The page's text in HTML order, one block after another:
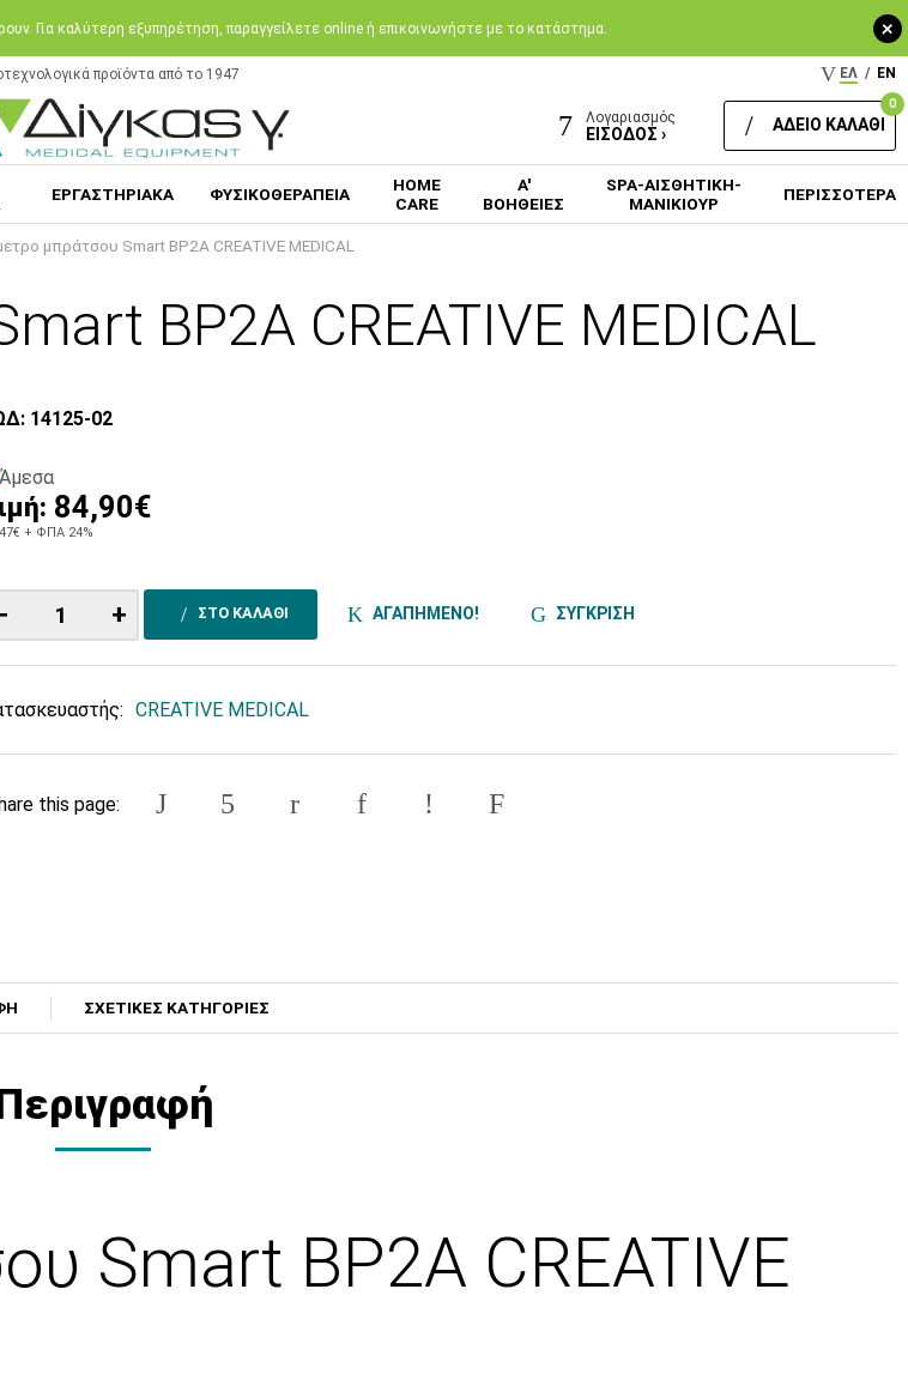
+
Για καλύτερη εξυπηρέτηση, παραγγείλετε online ή επικοινωνήστε με το κατάστημα.
προϊόντα από το 1947 ΕΛ / EN
Λογαριασμός
ΕΙΣΟΔΟΣ ›
0
ΑΔΕΙΟ ΚΑΛΑΘΙ
ΕΡΓΑΣΤΗΡΙΑΚΑ ΦΥΣΙΚΟΘΕΡΑΠΕΙΑ
HOME
CARE
Α'
ΒΟΗΘΕΙΕΣ
SPA-ΑΙΣΘΗΤΙΚΗ-
ΜΑΝΙΚΙΟΥΡ
ΠΕΡΙΣΣΟΤΕΡΑ
μπράτσου Smart BP2A CREATIVE MEDICAL
BP2A CREATIVE MEDICAL
14125-02
Άμεσα
84,90€
+ ΦΠΑ 24%
+ ΣΤΟ ΚΑΛΑΘΙ ΑΓΑΠΗΜΕΝΟ! ΣΥΓΚΡΙΣΗ
CREATIVE MEDICAL
this page:
ΣΧΕΤΙΚΕΣ ΚΑΤΗΓΟΡΙΕΣ
Smart BP2A CREATIVE